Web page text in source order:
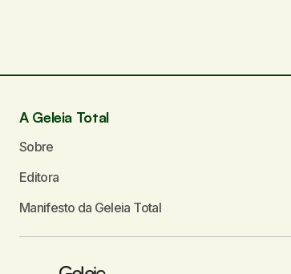
A Geleia Total
Sobre
Editora
Manifesto da Geleia Total